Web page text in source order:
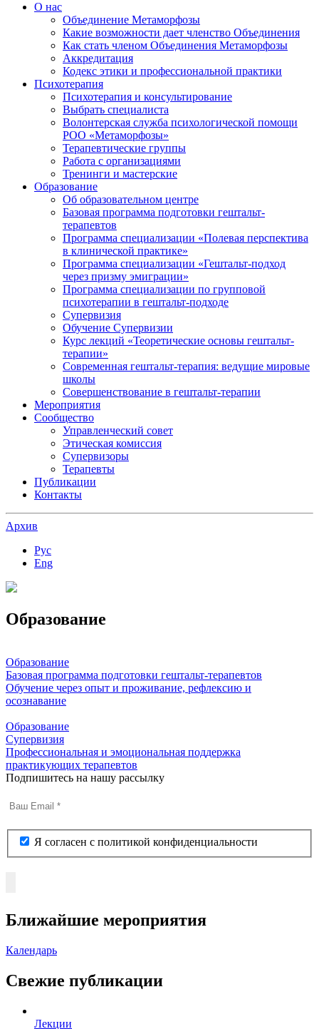
О нас
Объединение Метаморфозы
Какие возможности дает членство Объединения
Как стать членом Объединения Метаморфозы
Аккредитация
Кодекс этики и профессиональной практики
Психотерапия
Психотерапия и консультирование
Выбрать специалиста
Волонтерская служба психологической помощи
РОО «Метаморфозы»
Терапевтические группы
Работа с организациями
Тренинги и мастерские
Образование
Об образовательном центре
Базовая программа подготовки гештальт-
терапевтов
Программа специализации «Полевая перспектива
в клинической практике»
Программа специализации «Гештальт-подход
через призму эмиграции»
Программа специализации по групповой
психотерапии в гештальт-подходе
Супервизия
Обучение Супервизии
Курс лекций «Теоретические основы гештальт-
терапии»
Современная гештальт-терапия: ведущие мировые
школы
Совершенствование в гештальт-терапии
Мероприятия
Сообщество
Управленческий совет
Этическая комиссия
Супервизоры
Терапевты
Публикации
Контакты
Архив
Рус
Eng
Образование
Образование
Базовая программа подготовки гештальт-терапевтов
Обучение через опыт и проживание, рефлексию и
осознавание
Образование
Супервизия
Профессиональная и эмоциональная поддержка
практикующих терапевтов
Подпишитесь на нашу рассылку
Я согласен с политикой конфиденциальности
Ближайшие мероприятия
Календарь
Свежие публикации
Лекции